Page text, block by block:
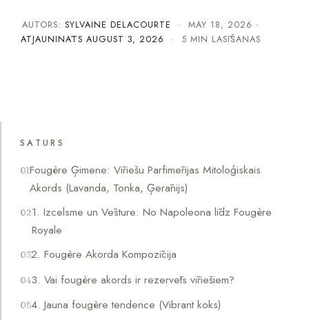
AUTORS: SYLVAINE DELACOURTE ·MAY 18, 2026 ·
ATJAUNINĀTS AUGUST 3, 2026 · 5 MIN LASĪŠANAS
SATURS
Fougère Ģimene: Vīriešu Parfimērijas Mitoloģiskais
Akords (Lavanda, Tonka, Ģerānijs)
1. Izcelsme un Vēsture: No Napoleona līdz Fougère
Royale
2. Fougère Akorda Kompozīcija
3. Vai fougère akords ir rezervēts vīriešiem?
4. Jauna fougère tendence (Vibrant koks)